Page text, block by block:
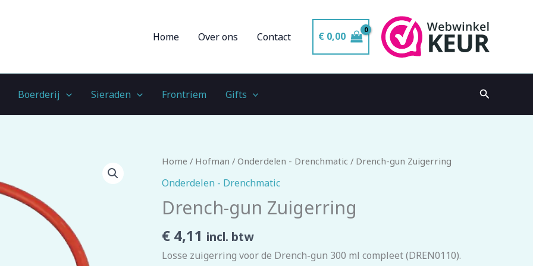
Home Over ons Contact € 0,00
Boerderij Sieraden Frontriem Gifts Zoeken
Home / Hofman / Onderdelen - Drenchmatic / Drench-gun Zuigerring
Onderdelen - Drenchmatic
Drench-gun Zuigerring
€ 4,11 incl. btw
Losse zuigerring voor de Drench-gun 300 ml compleet(DREN0110).
Drench-
gun
aantal